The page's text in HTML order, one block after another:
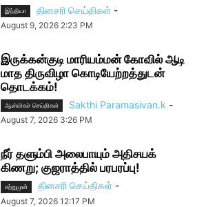
இந்தியா தினசரி செய்திகள் -
August 9, 2026 2:23 PM
இருக்கன்குடி மாரியம்மன் கோவில் ஆடி
மாத திருவிழா கொடியேற்றத்துடன்
தொடக்கம்!
ஆன்மிகச் செய்திகள் Sakthi Paramasivan.k -
August 7, 2026 3:26 PM
நீர் தளும்பி அலைபாயும் அதிசயக்
கிணறு; குஜராத்தில் பரபரப்பு!
சற்றுமுன் தினசரி செய்திகள் -
August 7, 2026 12:17 PM